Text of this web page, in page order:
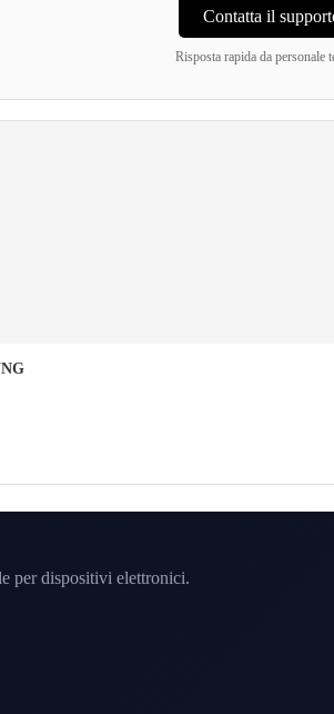
Contatta il
Risposta rapida da personale
per dispositivi elettronici.